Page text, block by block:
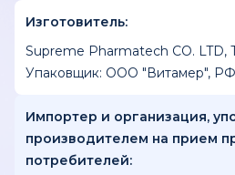
Изготовитель:
Supreme Pharmatech CO. LTD,
Упаковщик: ООО "Витамер", РФ
Импортер и организация,
производителем на прием
потребителей: